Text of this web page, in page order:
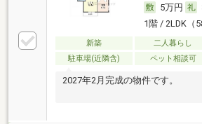
5万円
1階 / 2LDK（
新築 二人暮らし
駐車場(近隣含)
ペット相談可
2027年2月完成の物件です。